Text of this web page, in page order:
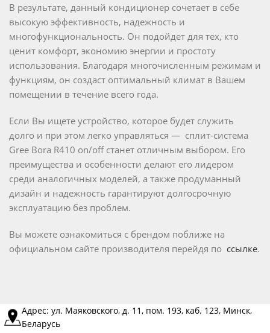
В результате, данный кондиционер сочетает в себе
высокую эффективность, надежность и
многофункциональность. Он подойдет для тех, кто
ценит комфорт, экономию энергии и простоту
использования. Благодаря многочисленным режимам и
функциям, он создаст оптимальный климат в Вашем
помещении в течение всего года.
Если Вы ищете устройство, которое будет служить
долго и при этом легко управляться — сплит-система
Gree Bora R410 on/off станет отличным выбором. Его
преимущества и особенности делают его лидером
среди аналогичных моделей, а также продуманный
дизайн и надежность гарантируют долгосрочную
эксплуатацию без проблем.
Вы можете ознакомиться c брендом поближе на
официальном сайте производителя перейдя по ссылке.
Адрес: ул. Маяковского, д. 11, пом. 193, каб. 123, Минск,
Беларусь